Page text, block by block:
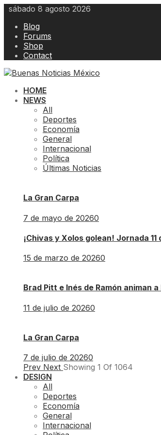
Skip
content
sábado 8 agosto 2026
Blog
Forums
Shop
Contact
HOME
NEWS
All
Deportes
Economía
General
Internacional
Política
Últimas Noticias
La Gran Carpa
7 de mayo de 20260
¡Chivas y Xolos golean! Jornada
15 de marzo de 20260
Brad Pitt e Inés de Ramón animan
11 de julio de 20260
La Gran Carpa
7 de julio de 20260
Prev Next Showing 1 Of 1064
DESIGN
All
Deportes
Economía
General
Internacional